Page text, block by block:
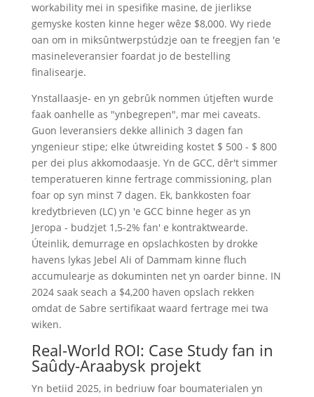
workability mei in spesifike masine, de jierlikse
gemyske kosten kinne heger wêze $8,000. Wy riede
oan om in miksûntwerpstúdzje oan te freegjen fan 'e
masineleveransier foardat jo de bestelling
finalisearje.
Ynstallaasje- en yn gebrûk nommen útjeften wurde
faak oanhelle as "ynbegrepen", mar mei caveats.
Guon leveransiers dekke allinich 3 dagen fan
yngenieur stipe; elke útwreiding kostet $ 500 - $ 800
per dei plus akkomodaasje. Yn de GCC, dêr't simmer
temperatueren kinne fertrage commissioning, plan
foar op syn minst 7 dagen. Ek, bankkosten foar
kredytbrieven (LC) yn 'e GCC binne heger as yn
Jeropa - budzjet 1,5-2% fan' e kontraktwearde.
Úteinlik, demurrage en opslachkosten by drokke
havens lykas Jebel Ali of Dammam kinne fluch
accumulearje as dokuminten net yn oarder binne. IN
2024 saak seach a $4,200 haven opslach rekken
omdat de Sabre sertifikaat waard fertrage mei twa
wiken.
Real-World ROI: Case Study fan in
Saûdy-Araabysk projekt
Yn betiid 2025, in bedriuw foar boumaterialen yn